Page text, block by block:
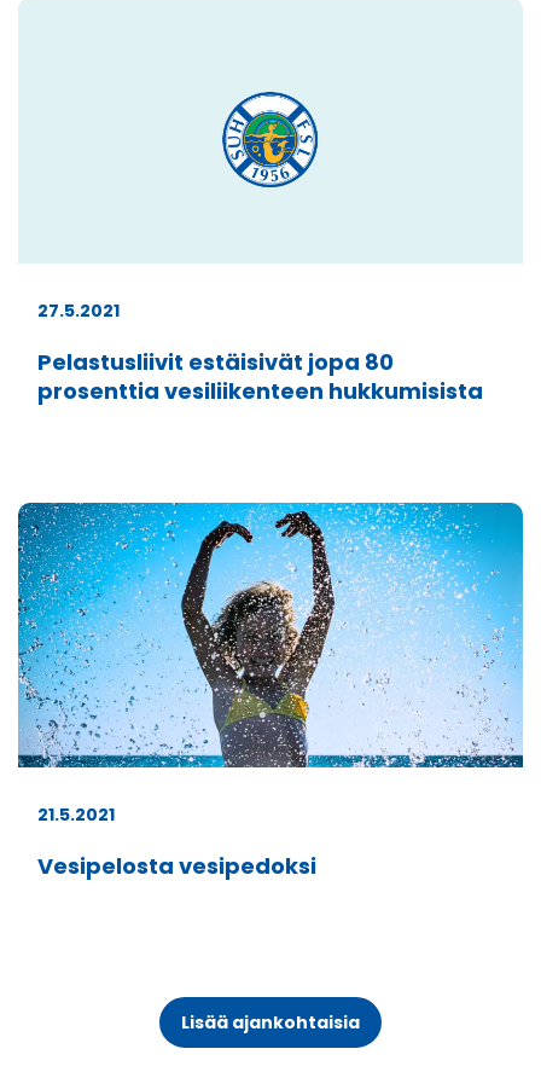
27.5.2021
Pelastusliivit estäisivät jopa 80
prosenttia vesiliikenteen hukkumisista
21.5.2021
Vesipelosta vesipedoksi
Lisää ajankohtaisia